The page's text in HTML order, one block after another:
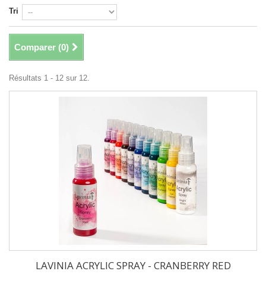
Tri
Comparer (0)
Résultats 1 - 12 sur 12.
LAVINIA ACRYLIC SPRAY - CRANBERRY RED